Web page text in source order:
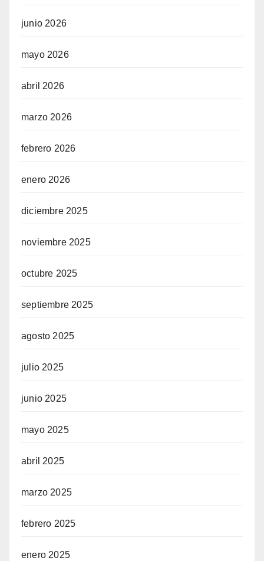
siteler
junio 2026
mayo 2026
abril 2026
marzo 2026
febrero 2026
enero 2026
diciembre 2025
noviembre 2025
octubre 2025
septiembre 2025
agosto 2025
julio 2025
junio 2025
mayo 2025
abril 2025
marzo 2025
febrero 2025
enero 2025